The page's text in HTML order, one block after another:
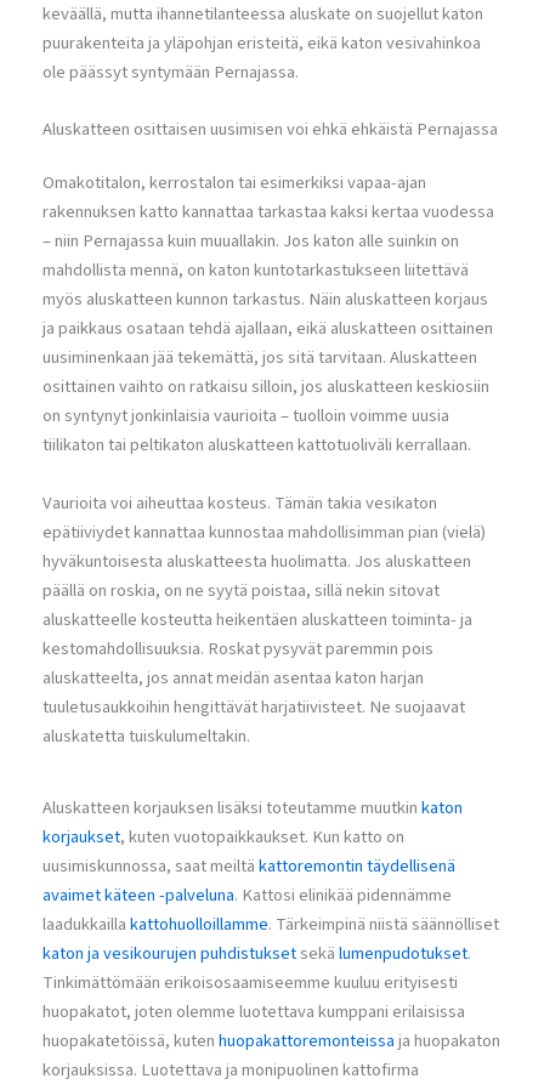
keväällä, mutta ihannetilanteessa aluskate on suojellut katon
puurakenteita ja yläpohjan eristeitä, eikä katon vesivahinkoa
ole päässyt syntymään Pernajassa.
Aluskatteen osittaisen uusimisen voi ehkä ehkäistä Pernajassa
Omakotitalon, kerrostalon tai esimerkiksi vapaa-ajan
rakennuksen katto kannattaa tarkastaa kaksi kertaa vuodessa
– niin Pernajassa kuin muuallakin. Jos katon alle suinkin on
mahdollista mennä, on katon kuntotarkastukseen liitettävä
myös aluskatteen kunnon tarkastus. Näin aluskatteen korjaus
ja paikkaus osataan tehdä ajallaan, eikä aluskatteen osittainen
uusiminenkaan jää tekemättä, jos sitä tarvitaan. Aluskatteen
osittainen vaihto on ratkaisu silloin, jos aluskatteen keskiosiin
on syntynyt jonkinlaisia vaurioita – tuolloin voimme uusia
tiilikaton tai peltikaton aluskatteen kattotuoliväli kerrallaan.
Vaurioita voi aiheuttaa kosteus. Tämän takia vesikaton
epätiiviydet kannattaa kunnostaa mahdollisimman pian (vielä)
hyväkuntoisesta aluskatteesta huolimatta. Jos aluskatteen
päällä on roskia, on ne syytä poistaa, sillä nekin sitovat
aluskatteelle kosteutta heikentäen aluskatteen toiminta- ja
kestomahdollisuuksia. Roskat pysyvät paremmin pois
aluskatteelta, jos annat meidän asentaa katon harjan
tuuletusaukkoihin hengittävät harjatiivisteet. Ne suojaavat
aluskatetta tuiskulumeltakin.
Aluskatteen korjauksen lisäksi toteutamme muutkinkaton
korjaukset, kuten vuotopaikkaukset. Kun katto on
uusimiskunnossa, saat meiltäkattoremontin täydellisenä
avaimet käteen -palveluna. Kattosi elinikää pidennämme
laadukkaillakattohuolloillamme. Tärkeimpinä niistä säännölliset
katon ja vesikourujen puhdistuksetsekälumenpudotukset.
Tinkimättömään erikoisosaamiseemme kuuluu erityisesti
huopakatot, joten olemme luotettava kumppani erilaisissa
huopakatetöissä, kutenhuopakattoremonteissaja huopakaton
korjauksissa. Luotettava ja monipuolinen kattofirma